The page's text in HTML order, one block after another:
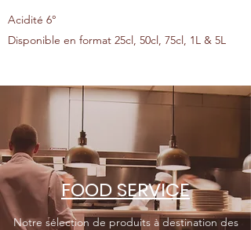
Acidité 6°
Disponible en format 25cl, 50cl, 75cl, 1L & 5L
FOOD SERVICE
Notre sélection de produits à destination des